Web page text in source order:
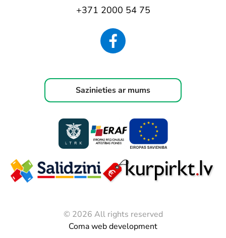
+371 2000 54 75
Sazinieties ar mums
© 2026 All rights reserved
Coma web development